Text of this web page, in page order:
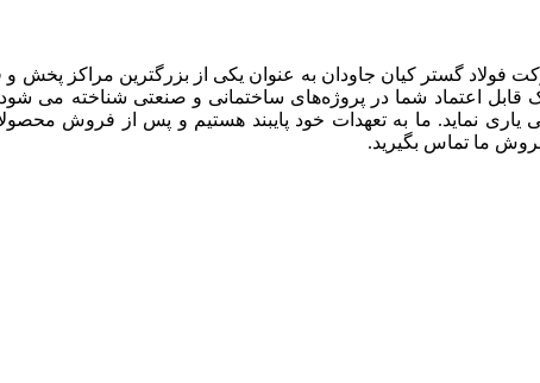
فولاد گستر کیان جاودان به عنوان یکی از بزرگترین مراکز
اعتماد شما در پروژه‌های ساختمانی و صنعتی شناخته می
نماید. ما به تعهدات خود پایبند هستیم و پس از فروش
ما تماس بگیرید.